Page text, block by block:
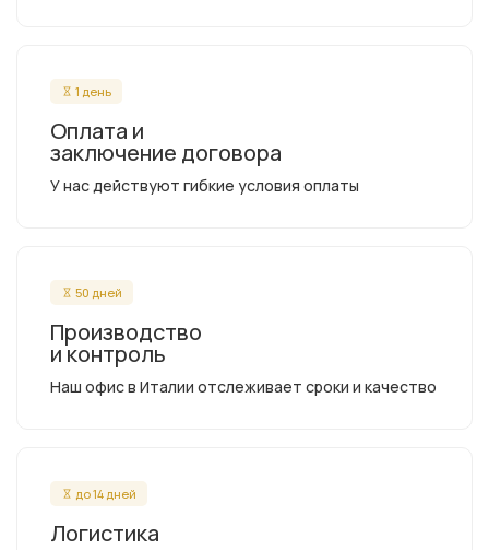
1 день
Оплата и
заключение договора
У нас действуют гибкие условия оплаты
50 дней
Производство
и контроль
Наш офис в Италии отслеживает сроки и качество
до 14 дней
Логистика